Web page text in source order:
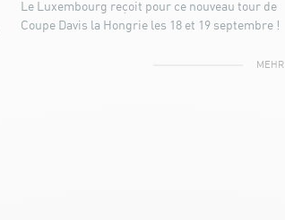
Le Luxembourg reçoit pour ce nouveau tour de
Coupe Davis la Hongrie les 18 et 19 septembre !
MEHR